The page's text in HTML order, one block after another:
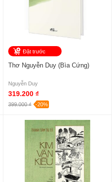
Đặt trước
Thơ Nguyễn Duy (Bìa Cứng)
Nguyễn Duy
319.200 ₫
399.000 ₫ -20%